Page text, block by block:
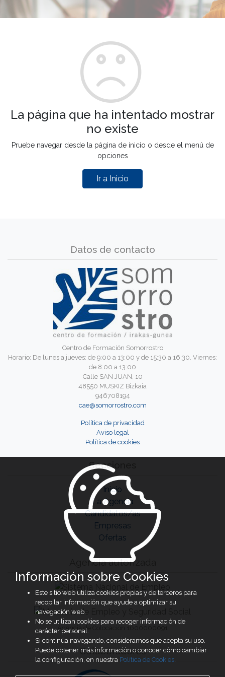
La página que ha intentado mostrar
no existe
Pruebe navegar desde la página de inicio o desde el menú de
opciones
Ir a Inicio
Datos de contacto
Centro de Formación Somorrostro
Horario: De lunes a jueves: de 9:00 a 13:00 y de 15:30 a 16:30. Viernes:
de 8:00 a 13:00
Calle SAN JUAN, 10
48550 MUSKIZ Bizkaia
946708194
cae@somorrostro.com
Política de privacidad
Aviso legal
Política de cookies
Secciones
Inicio
La Agencia
Candidatos/as
Empresas
Ofertas
Agencia autorizada
Agencia de Colocación 1600000091
Colaboradores
Información sobre Cookies
Este sitio web utiliza cookies propias y de terceros para
recopilar información que ayude a optimizar su
navegación web.
No se utilizan cookies para recoger información de
carácter personal.
Si continúa navegando, consideramos que acepta su uso.
Puede obtener más información o conocer cómo cambiar
la configuración, en nuestra Política de Cookies.